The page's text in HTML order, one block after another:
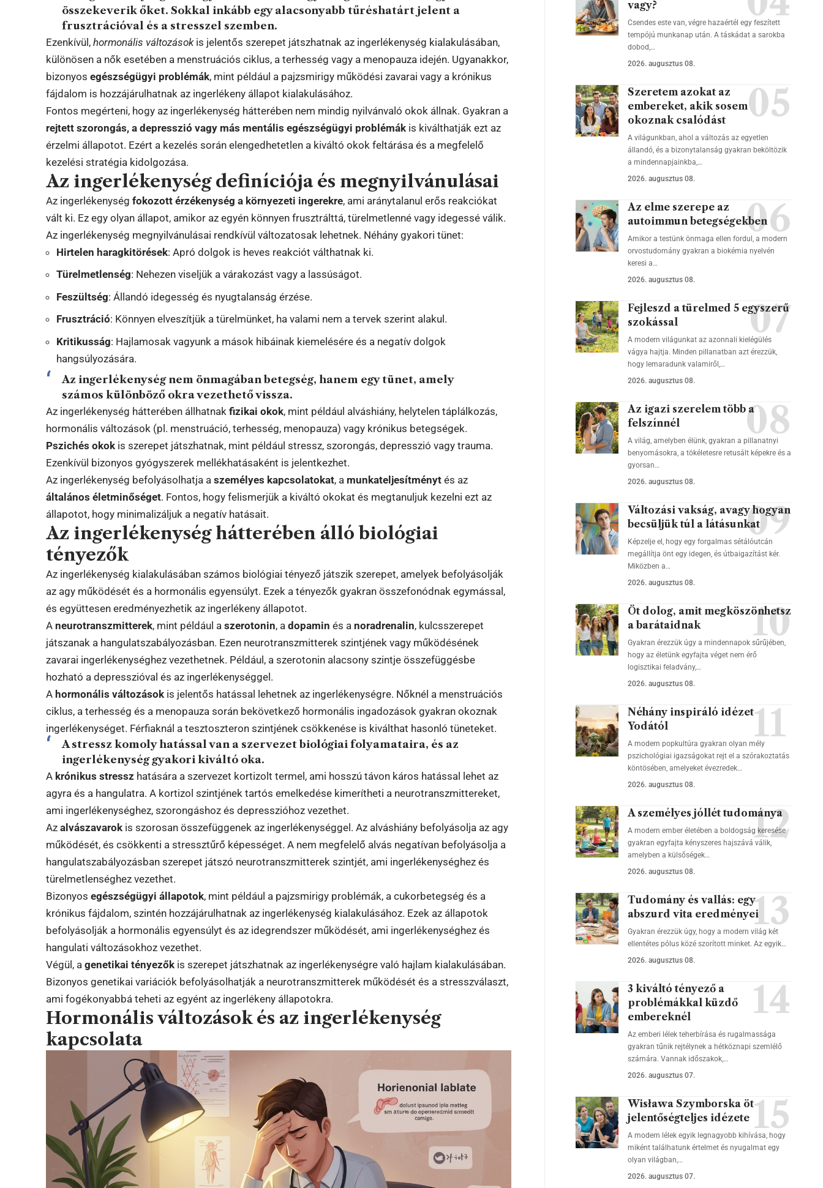
összekeverik őket. Sokkal inkább egy alacsonyabb tűréshatárt jelent a
frusztrációval és a stresszel szemben.
Ezenkívül,hormonális változásokis jelentős szerepet játszhatnak az ingerlékenység kialakulásában,
különösen a nők esetében a menstruációs ciklus, a terhesség vagy a menopauza idején. Ugyanakkor,
bizonyosegészségügyi problémák, mint például a pajzsmirigy működési zavarai vagy a krónikus
fájdalom is hozzájárulhatnak az ingerlékeny állapot kialakulásához.
Fontos megérteni, hogy az ingerlékenység hátterében nem mindig nyilvánvaló okok állnak. Gyakran a
rejtett szorongás, a depresszió vagy más mentális egészségügyi problémák is kiválthatják ezt az
érzelmi állapotot. Ezért a kezelés során elengedhetetlen a kiváltó okok feltárása és a megfelelő
kezelési stratégia kidolgozása.
Az ingerlékenység definíciója és megnyilvánulásai
Az ingerlékenységfokozott érzékenység a környezeti ingerekre, ami aránytalanul erős reakciókat
vált ki. Ez egy olyan állapot, amikor az egyén könnyen frusztrálttá, türelmetlenné vagy idegessé válik.
Az ingerlékenység megnyilvánulásai rendkívül változatosak lehetnek. Néhány gyakori tünet:
Hirtelen haragkitörések: Apró dolgok is heves reakciót válthatnak ki.
Türelmetlenség: Nehezen viseljük a várakozást vagy a lassúságot.
Feszültség: Állandó idegesség és nyugtalanság érzése.
Frusztráció: Könnyen elveszítjük a türelmünket, ha valami nem a tervek szerint alakul.
Kritikusság: Hajlamosak vagyunk a mások hibáinak kiemelésére és a negatív dolgok
hangsúlyozására.
Az ingerlékenység nem önmagában betegség, hanem egy tünet, amely
számos különböző okra vezethető vissza.
Az ingerlékenység hátterében állhatnakfizikai okok, mint például alváshiány, helytelen táplálkozás,
hormonális változások (pl. menstruáció, terhesség, menopauza) vagy krónikus betegségek.
Pszichés okok is szerepet játszhatnak, mint például stressz, szorongás, depresszió vagy trauma.
Ezenkívül bizonyos gyógyszerek mellékhatásaként is jelentkezhet.
Az ingerlékenység befolyásolhatja aszemélyes kapcsolatokat, a munkateljesítményt és az
általános életminőséget. Fontos, hogy felismerjük a kiváltó okokat és megtanuljuk kezelni ezt az
állapotot, hogy minimalizáljuk a negatív hatásait.
Az ingerlékenység hátterében álló biológiai
tényezők
Az ingerlékenység kialakulásában számos biológiai tényező játszik szerepet, amelyek befolyásolják
az agy működését és a hormonális egyensúlyt. Ezek a tényezők gyakran összefonódnak egymással,
és együttesen eredményezhetik az ingerlékeny állapotot.
Aneurotranszmitterek, mint például aszerotonin, adopamin és anoradrenalin, kulcsszerepet
játszanak a hangulatszabályozásban. Ezen neurotranszmitterek szintjének vagy működésének
zavarai ingerlékenységhez vezethetnek. Például, a szerotonin alacsony szintje összefüggésbe
hozható a depresszióval és az ingerlékenységgel.
A hormonális változások is jelentős hatással lehetnek az ingerlékenységre. Nőknél a menstruációs
ciklus, a terhesség és a menopauza során bekövetkező hormonális ingadozások gyakran okoznak
ingerlékenységet. Férfiaknál a tesztoszteron szintjének csökkenése is kiválthat hasonló tüneteket.
A stressz komoly hatással van a szervezet biológiai folyamataira, és az
ingerlékenység gyakori kiváltó oka.
A krónikus stressz hatására a szervezet kortizolt termel, ami hosszú távon káros hatással lehet az
agyra és a hangulatra. A kortizol szintjének tartós emelkedése kimerítheti a neurotranszmittereket,
ami ingerlékenységhez, szorongáshoz és depresszióhoz vezethet.
Azalvászavarok is szorosan összefüggenek az ingerlékenységgel. Az alváshiány befolyásolja az agy
működését, és csökkenti a stressztűrő képességet. A nem megfelelő alvás negatívan befolyásolja a
hangulatszabályozásban szerepet játszó neurotranszmitterek szintjét, ami ingerlékenységhez és
türelmetlenséghez vezethet.
Bizonyosegészségügyi állapotok, mint például a pajzsmirigy problémák, a cukorbetegség és a
krónikus fájdalom, szintén hozzájárulhatnak az ingerlékenység kialakulásához. Ezek az állapotok
befolyásolják a hormonális egyensúlyt és az idegrendszer működését, ami ingerlékenységhez és
hangulati változásokhoz vezethet.
Végül, agenetikai tényezők is szerepet játszhatnak az ingerlékenységre való hajlam kialakulásában.
Bizonyos genetikai variációk befolyásolhatják a neurotranszmitterek működését és a stresszválaszt,
ami fogékonyabbá teheti az egyént az ingerlékeny állapotokra.
Hormonális változások és az ingerlékenység
kapcsolata
vagy?
Csendes este van, végre hazaértél egy feszített
tempójú munkanap után. A táskádat a sarokba
dobod,…
2026. augusztus 08.
Szeretem azokat az
embereket, akik sosem
okoznak csalódást
A világunkban, ahol a változás az egyetlen
állandó, és a bizonytalanság gyakran beköltözik
a mindennapjainkba,…
2026. augusztus 08.
Az elme szerepe az
autoimmun betegségekben
Amikor a testünk önmaga ellen fordul, a modern
orvostudomány gyakran a biokémia nyelvén
keresi a…
2026. augusztus 08.
Fejleszd a türelmed 5 egyszerű
szokással
A modern világunkat az azonnali kielégülés
vágya hajtja. Minden pillanatban azt érezzük,
hogy lemaradunk valamiről,…
2026. augusztus 08.
Az igazi szerelem több a
felszínnél
A világ, amelyben élünk, gyakran a pillanatnyi
benyomásokra, a tökéletesre retusált képekre és a
gyorsan…
2026. augusztus 08.
Változási vakság, avagy hogyan
becsüljük túl a látásunkat
Képzelje el, hogy egy forgalmas sétálóutcán
megállítja önt egy idegen, és útbaigazítást kér.
Miközben a…
2026. augusztus 08.
Öt dolog, amit megköszönhetsz
a barátaidnak
Gyakran érezzük úgy a mindennapok sűrűjében,
hogy az életünk egyfajta véget nem érő
logisztikai feladvány,…
2026. augusztus 08.
Néhány inspiráló idézet
Yodától
A modern popkultúra gyakran olyan mély
pszichológiai igazságokat rejt el a szórakoztatás
köntösében, amelyeket évezredek…
2026. augusztus 08.
A személyes jóllét tudománya
A modern ember életében a boldogság keresése
gyakran egyfajta kényszeres hajszává válik,
amelyben a külsőségek…
2026. augusztus 08.
Tudomány és vallás: egy
abszurd vita eredményei
Gyakran érezzük úgy, hogy a modern világ két
ellentétes pólus közé szorított minket. Az egyik…
2026. augusztus 08.
3 kiváltó tényező a
problémákkal küzdő
embereknél
Az emberi lélek teherbírása és rugalmassága
gyakran tűnik rejtélynek a hétköznapi szemlélő
számára. Vannak időszakok,…
2026. augusztus 07.
Wisława Szymborska öt
jelentőségteljes idézete
A modern lélek egyik legnagyobb kihívása, hogy
miként találhatunk értelmet és nyugalmat egy
olyan világban,…
2026. augusztus 07.